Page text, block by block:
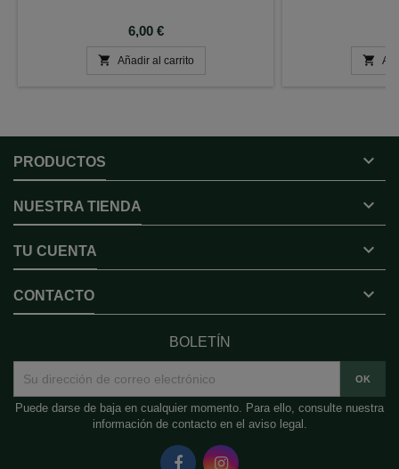
Precio
6,00 €
 Añadir al carrito 
PRODUCTOS 
NUESTRA TIENDA 
TU CUENTA 
CONTACTO 
BOLETÍN
Puede darse de baja en cualquier momento. Para ello, consulte nuestra
información de contacto en el aviso legal.